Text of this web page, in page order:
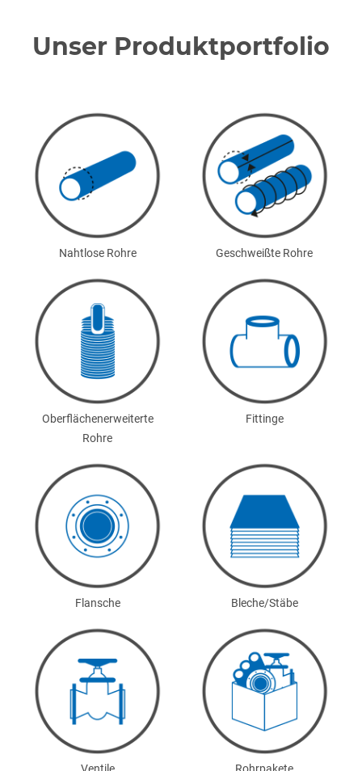
Unser Produktportfolio
Nahtlose Rohre Geschweißte Rohre
Oberflächenerweiterte
Rohre
Fittinge
Flansche Bleche/Stäbe